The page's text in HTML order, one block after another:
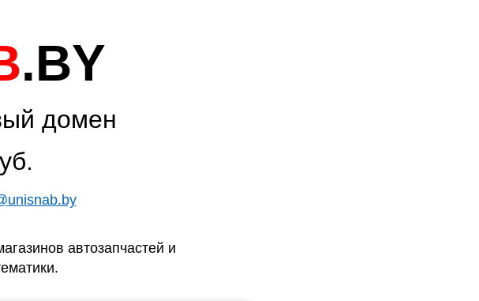
.BY
домен
автозапчастей и